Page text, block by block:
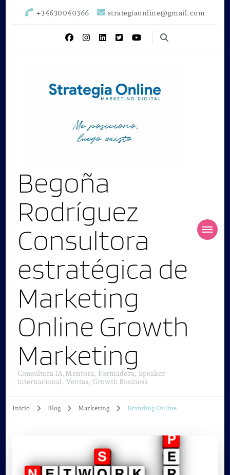
+34630040366 strategiaonline@gmail.com
Begoña
Rodríguez
Consultora
estratégica de
Marketing
Online Growth
Marketing
Consultora IA,Mentora, Formadora, Speaker
internacional, Ventas, Growth Business
Inicio Blog Marketing Branding Online